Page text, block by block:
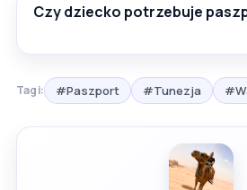
Czy dziecko potrzebuje
Tagi: #Paszport #Tunezja